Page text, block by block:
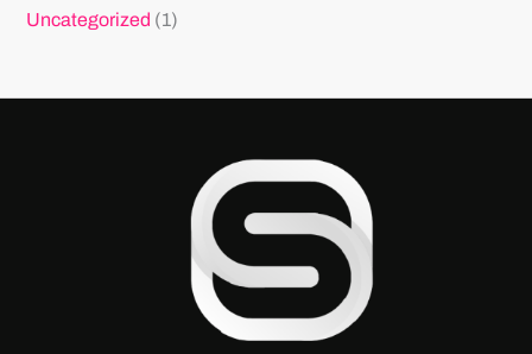
Uncategorized (1)